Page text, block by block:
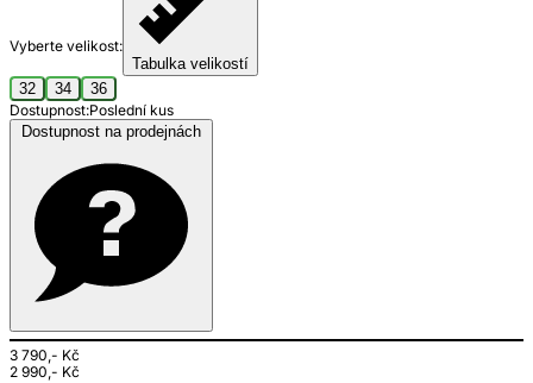
Vyberte velikost:
Tabulka velikostí
32
34
36
Dostupnost:Poslední kus
3 790,- Kč
2 990,- Kč